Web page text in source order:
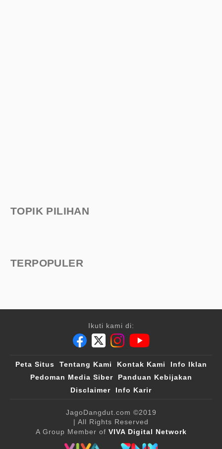
TOPIK PILIHAN
TERPOPULER
Ikuti kami di:
Peta Situs Tentang Kami Kontak Kami
Info Iklan
Pedoman Media Siber
Panduan Kebijakan
Disclaimer
Info Karir
JagoDangdut.com ©2019
| All Rights Reserved
A Group Member of VIVA Digital Network